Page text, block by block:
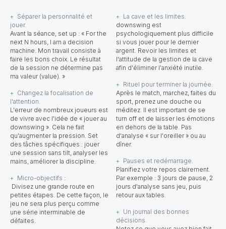
Séparer la personnalité et
jouer.
Avant la séance, set up : « For the
next N hours, I am a decision
machine. Mon travail consiste à
faire les bons choix. Le résultat
de la session ne détermine pas
ma valeur (value). »
Changez la focalisation de
l'attention.
L'erreur de nombreux joueurs est
de vivre avec l'idée de « jouer au
downswing ». Cela ne fait
qu'augmenter la pression. Set
des tâches spécifiques : jouer
une session sans tilt, analyser les
mains, améliorer la discipline.
Micro-objectifs :
Divisez une grande route en
petites étapes. De cette façon, le
jeu ne sera plus perçu comme
une série interminable de
défaites.
La cave et les limites.
downswing est
psychologiquement plus difficile
si vous jouer pour le dernier
argent. Revoir les limites et
l'attitude de la gestion de la cave
afin d'éliminer l'anxiété inutile.
Rituel pour terminer la journée.
Après le match, marchez, faites du
sport, prenez une douche ou
méditez. Il est important de se
turn off et de laisser les émotions
en dehors de la table. Pas
d'analyse « sur l'oreiller » ou au
dîner.
Pauses et redémarrage.
Planifiez votre repos clairement.
Par exemple : 3 jours de pause, 2
jours d'analyse sans jeu, puis
retour aux tables.
Un journal des bonnes
décisions.